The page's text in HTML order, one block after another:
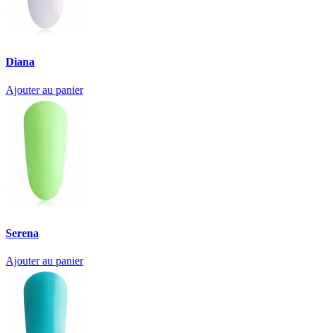
Diana
Ajouter au panier
Serena
Ajouter au panier